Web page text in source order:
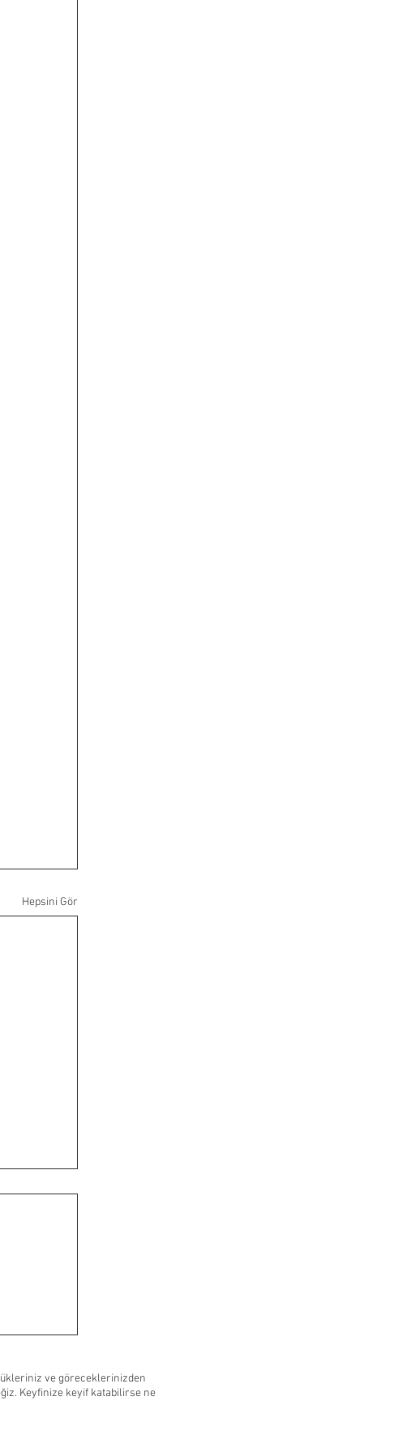
Hepsini Gör
ve göreceklerinizden
Keyfinize keyif katabilirse ne